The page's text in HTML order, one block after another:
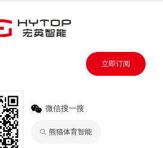
立即订阅
微信搜一搜
熊猫体育智能